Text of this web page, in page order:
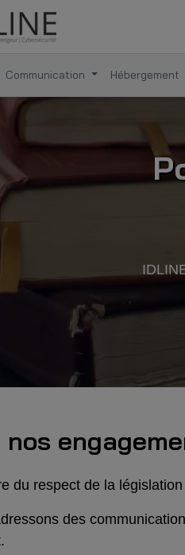
Communication Hébergement
nos
du respect de la
des